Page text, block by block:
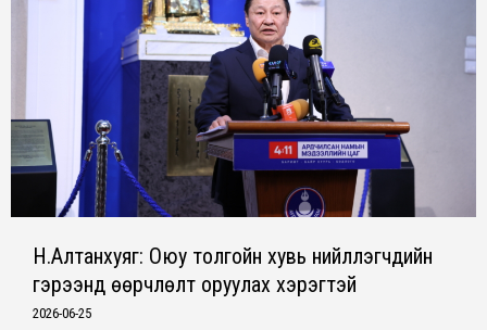
Н.Алтанхуяг: Оюу толгойн хувь нийлүүлэгчдийн
гэрээнд өөрчлөлт оруулах хэрэгтэй
2026-06-25